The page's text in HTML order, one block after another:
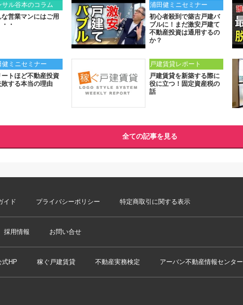
サル谷本のコラム
な営業マンにはご用
・
浦田健ミニセミナー
初心者殺到で築古戸建バ
ブルに！まだ激安戸建て
不動産投資は通用するの
か？
健ミニセミナー
ートほど不動産投資
敗する本当の理由
戸建賃貸レポート
戸建賃貸を新築する際に
役に立つ！固定資産税の
話
全ての記事を見る
イド プライバシーポリシー 特定商取引に関する表示
採用情報 お問い合せ
式HP 稼ぐ戸建賃貸 不動産実務検定 アーバン不動産情報センター